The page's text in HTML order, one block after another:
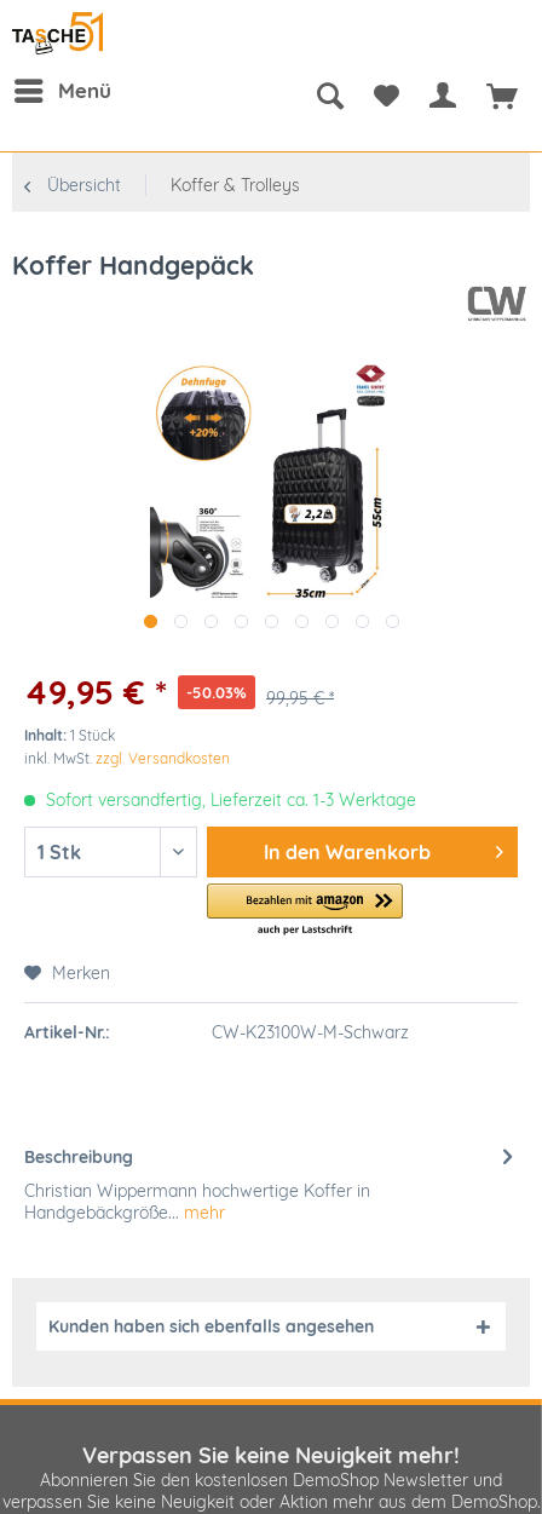
Menü
Übersicht Koffer & Trolleys
Koffer Handgepäck
49,95 € * -50.03% 99,95 € *
Inhalt: 1 Stück
inkl. MwSt. zzgl. Versandkosten
Sofort versandfertig, Lieferzeit ca. 1-3 Werktage
In den Warenkorb
Merken
Artikel-Nr.: CW-K23100W-M-Schwarz
Beschreibung
Christian Wippermann hochwertige Koffer in
Handgebäckgröße... mehr
Kunden haben sich ebenfalls angesehen
Verpassen Sie keine Neuigkeit mehr!
Abonnieren Sie den kostenlosen DemoShop Newsletter und
verpassen Sie keine Neuigkeit oder Aktion mehr aus dem DemoShop.